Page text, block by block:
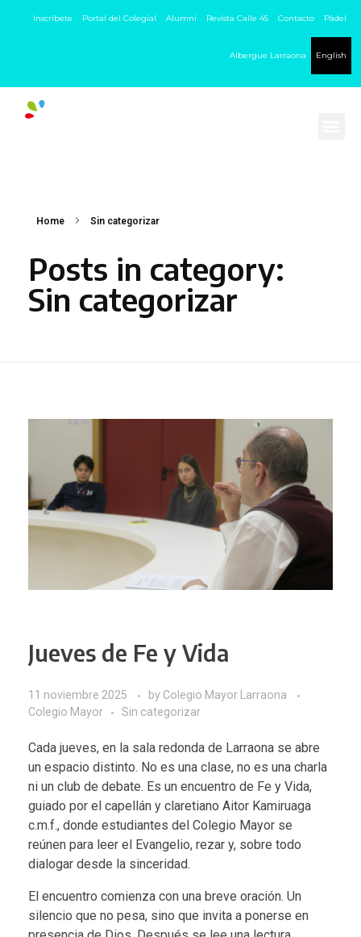
Inscríbete Portal del Colegial Alumni Revista Calle 45 Contacto Pádel
Albergue Larraona English
Home Sin categorizar
Posts in category:
Sin categorizar
Jueves de Fe y Vida
11 noviembre 2025 by Colegio Mayor Larraona
Colegio Mayor
Sin categorizar
Cada jueves, en la sala redonda de Larraona se abre
un espacio distinto. No es una clase, no es una charla
ni un club de debate. Es un encuentro de Fe y Vida,
guiado por el capellán y claretiano Aitor Kamiruaga
c.m.f., donde estudiantes del Colegio Mayor se
reúnen para leer el Evangelio, rezar y, sobre todo
dialogar desde la sinceridad.
El encuentro comienza con una breve oración. Un
silencio que no pesa, sino que invita a ponerse en